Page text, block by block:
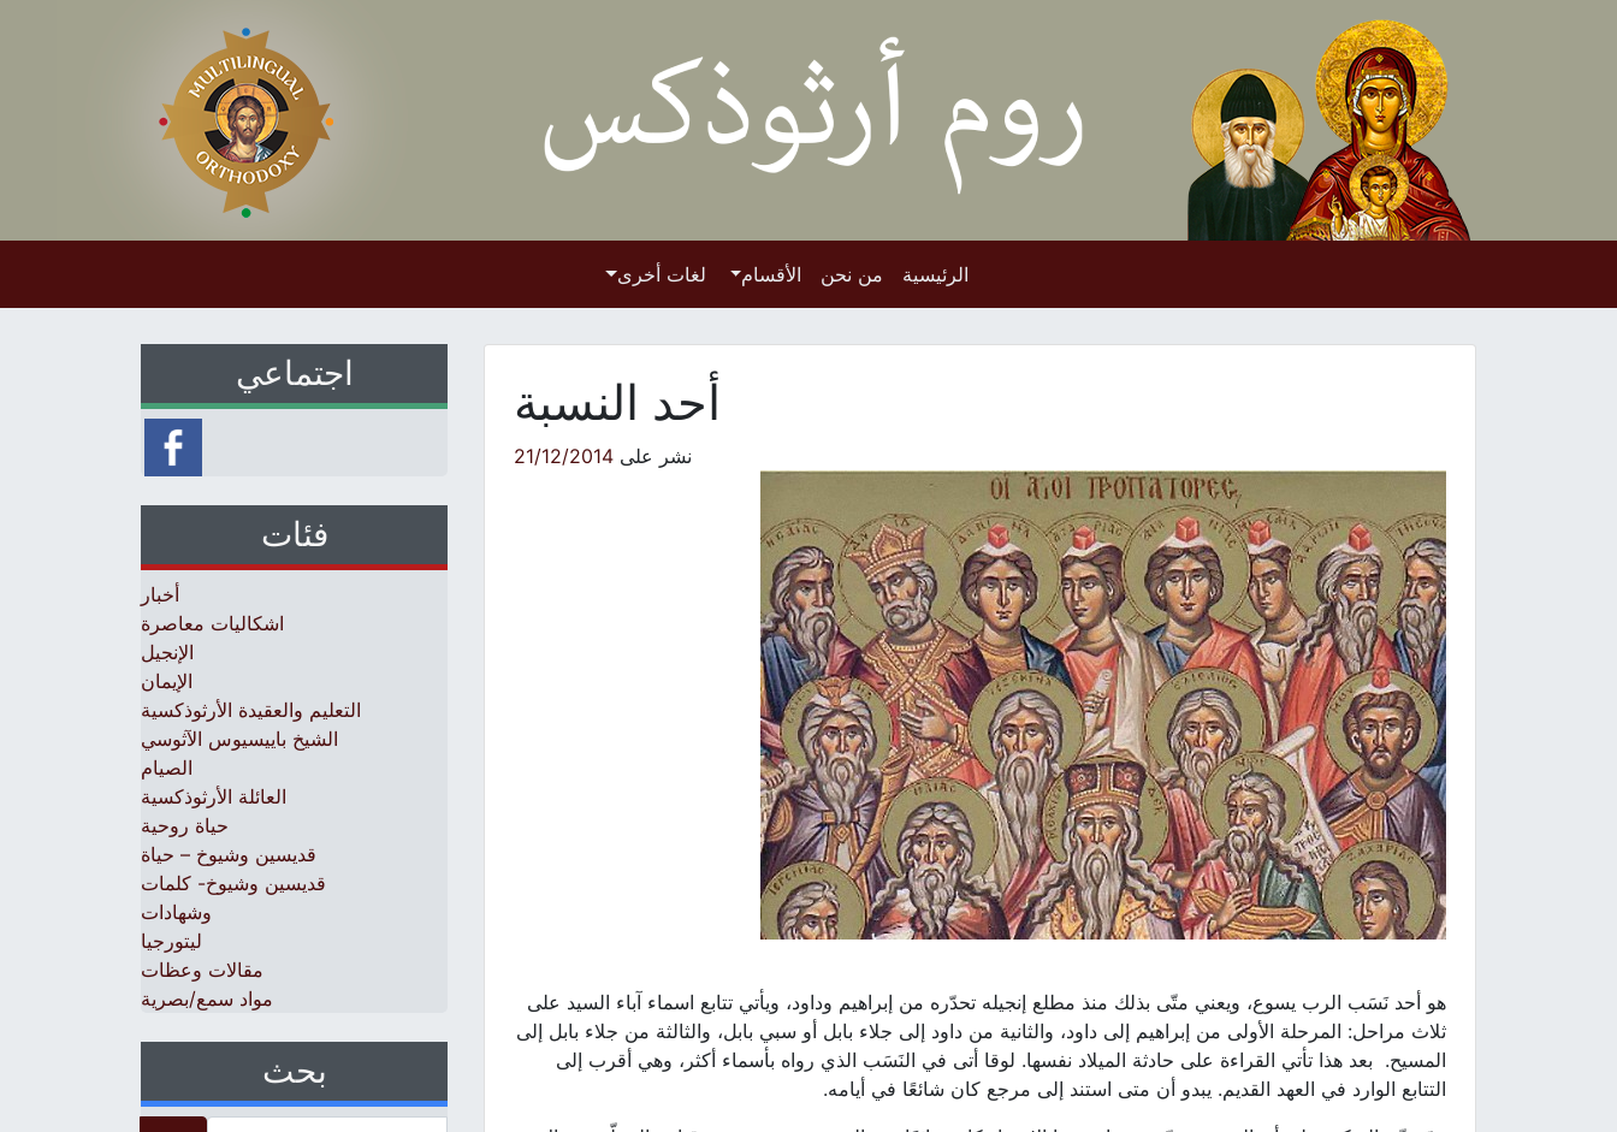
الرئيسية من نحن الأقسام لغات أخرى
أحد النسبة
نشر على 21/12/2014
هو أحد نَسَب الرب يسوع، ويعني متّى بذلك منذ مطلع إنجيله تحدّره من إبراهيم وداود، ويأتي تتابع اسماء آباء السيد على
ثلاث مراحل: المرحلة الأولى من إبراهيم إلى داود، والثانية من داود إلى جلاء بابل أو سبي بابل، والثالثة من جلاء بابل إلى
المسيح. بعد هذا تأتي القراءة على حادثة الميلاد نفسها. لوقا أتى في النَسَب الذي رواه بأسماء أكثر، وهي أقرب إلى
التتابع الوارد في العهد القديم. يبدو أن متى استند إلى مرجع كان شائعًا في أيامه.
اجتماعي
فئات
أخبار
اشكاليات معاصرة
الإنجيل
الإيمان
التعليم والعقيدة الأرثوذكسية
الشيخ باييسيوس الآثوسي
الصيام
العائلة الأرثوذكسية
حياة روحية
قديسين وشيوخ – حياة
قديسين وشيوخ- كلمات
وشهادات
ليتورجيا
مقالات وعظات
مواد سمع/بصرية
بحث